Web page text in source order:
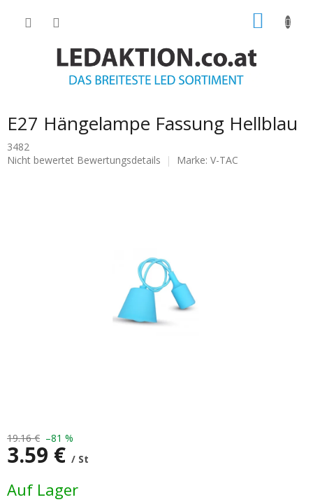
E27 Hängelampe Fassung Hellblau
3482
Die
Nicht bewertet Bewertungsdetails Marke: V-TAC
19.16 € –81 %
3.59 € / St
Auf Lager